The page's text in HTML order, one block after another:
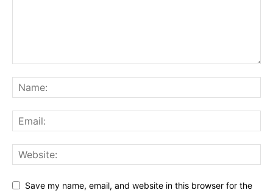
Save my name, email, and website in this browser for the